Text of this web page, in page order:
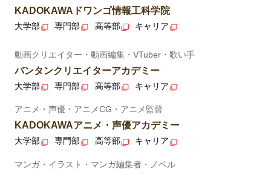
KADOKAWAドワンゴ情報工科学院
大学部 専門部 高等部 キャリア
動画クリエイター・動画編集・VTuber・歌い手
バンタンクリエイターアカデミー
大学部 専門部 高等部 キャリア
アニメ・声優・アニメCG・アニメ監督
KADOKAWAアニメ・声優アカデミー
大学部 専門部 高等部 キャリア
マンガ・イラスト・マンガ編集者・ノベル